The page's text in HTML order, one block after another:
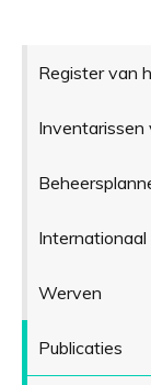
Register van
Inventarissen
Werven
Publicaties